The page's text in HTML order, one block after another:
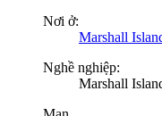
Nơi ở:
Marshall
Nghề nghiệp:
Marshall